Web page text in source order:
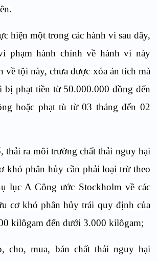
hiện một trong các hành vi sau đây,
phạm hành chính về hành vi này
về tội này, chưa được xóa án tích mà
bị phạt tiền từ 50.000.000 đồng đến
hoặc phạt tù từ 03 tháng đến 02
thải ra môi trường chất thải nguy hại
khó phân hủy cần phải loại trừ theo
lục A Công ước Stockholm về các
cơ khó phân hủy trái quy định của
kilôgam đến dưới 3.000 kilôgam;
cho, mua, bán chất thải nguy hại